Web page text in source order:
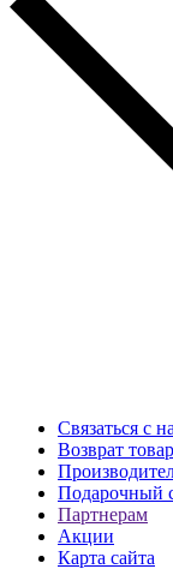
Связаться с
Возврат
Подарочный
Партнерам
Акции
Карта сайта